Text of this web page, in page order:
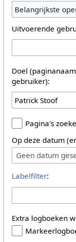
Belangrijkste
Uitvoerende
Doel
gebruiker):
Pagina's
Op deze datum
Geen datum
Labelfilter:
Extra logboeken